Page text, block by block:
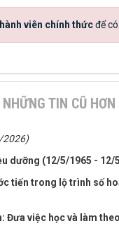
viên chính thứcđể
NHỮNG TIN CŨ HƠN
dưỡng (12/5/1965 - 12/
tiến trong lộ trình số
Đưa việc học và làm